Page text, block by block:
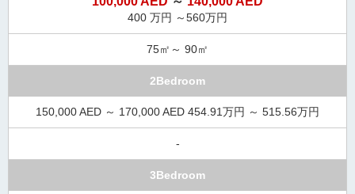
400 万円 ～560万円
75㎡～ 90㎡
2Bedroom
150,000 AED ～ 170,000 AED 454.91万円 ～ 515.56万円
-
3Bedroom